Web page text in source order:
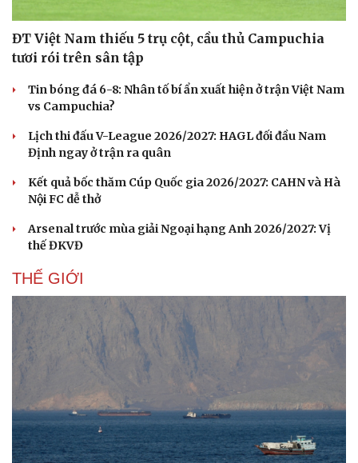
Văn học
Âm nhạc
Di sản
Thời trang
Sao Việt
ĐT Việt Nam thiếu 5 trụ cột, cầu thủ Campuchia
tươi rói trên sân tập
Tin bóng đá 6-8: Nhân tố bí ẩn xuất hiện ở trận Việt Nam
vs Campuchia?
Lịch thi đấu V-League 2026/2027: HAGL đối đầu Nam
Định ngay ở trận ra quân
Kết quả bốc thăm Cúp Quốc gia 2026/2027: CAHN và Hà
Nội FC dễ thở
Arsenal trước mùa giải Ngoại hạng Anh 2026/2027: Vị
thế ĐKVĐ
THẾ GIỚI